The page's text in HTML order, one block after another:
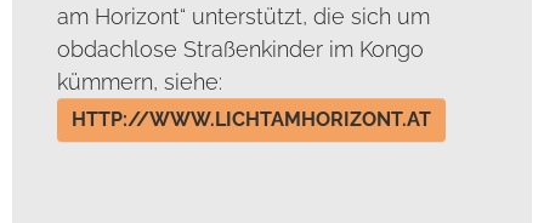
am Horizont“ unterstützt, die sich um
obdachlose Straßenkinder im Kongo
kümmern, siehe:
HTTP://WWW.LICHTAMHORIZONT.AT